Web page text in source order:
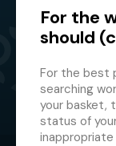
For the
should
For the best
searching
your basket,
status of